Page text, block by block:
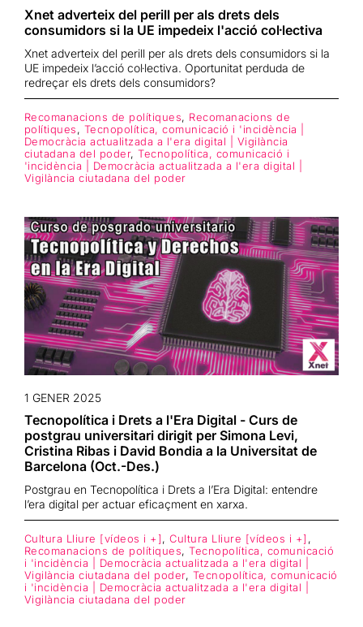
Xnet adverteix del perill per als drets dels
consumidors si la UE impedeix l'acció col·lectiva
Xnet adverteix del perill per als drets dels consumidors si la
UE impedeix l’acció col·lectiva. Oportunitat perduda de
redreçar els drets dels consumidors?
Recomanacions de polítiques, Recomanacions de
polítiques, Tecnopolítica, comunicació i 'incidència |
Democràcia actualitzada a l'era digital | Vigilància
ciutadana del poder,Tecnopolítica, comunicació i
'incidència | Democràcia actualitzada a l'era digital |
Vigilància ciutadana del poder
1 GENER 2025
Tecnopolítica i Drets a l'Era Digital - Curs de
postgrau universitari dirigit per Simona Levi,
Cristina Ribas i David Bondia a la Universitat de
Barcelona (Oct.-Des.)
Postgrau en Tecnopolítica i Drets a l’Era Digital: entendre
l’era digital per actuar eficaçment en xarxa.
Cultura Lliure [vídeos i +],Cultura Lliure [vídeos i +] ,
Recomanacions de polítiques,Tecnopolítica, comunicació
i 'incidència | Democràcia actualitzada a l'era digital |
Vigilància ciutadana del poder, Tecnopolítica, comunicació
i 'incidència | Democràcia actualitzada a l'era digital |
Vigilància ciutadana del poder